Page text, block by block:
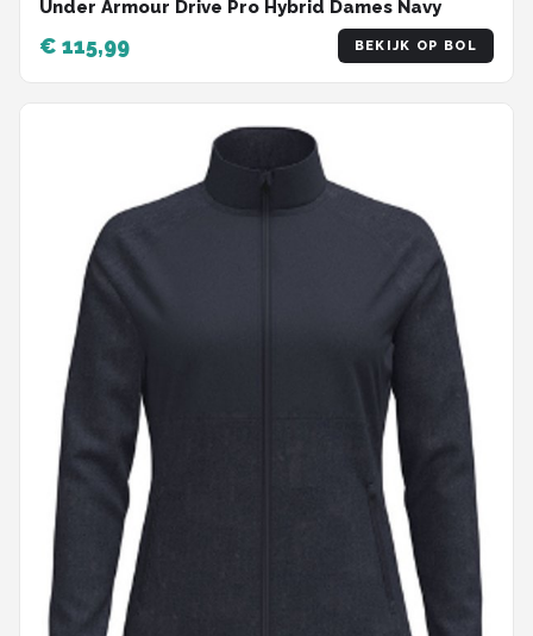
Under Armour Drive Pro Hybrid Dames Navy
€ 115,99 BEKIJK OP BOL